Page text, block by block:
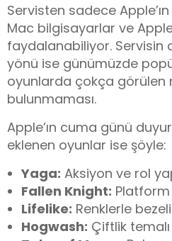
Servisten sadece
Mac bilgisayarlar ve
faydalanabiliyor. Servisin
yönü ise günümüzde
oyunlarda çokça görülen
bulunmaması.
Apple’ın cuma günü
eklenen oyunlar ise şöyle:
Yaga: Aksiyon ve rol
Fallen Knight:
Lifelike: Renklerle
Hogwash: Çiftlik